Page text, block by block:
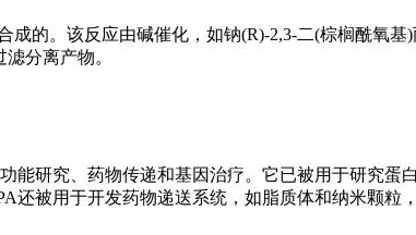
的。该反应由碱催化，如钠(R)-2,3-二(棕榈酰氧基
分离产物。
能研究、药物传递和基因治疗。它已被用于研究蛋
还被用于开发药物递送系统，如脂质体和纳米颗粒